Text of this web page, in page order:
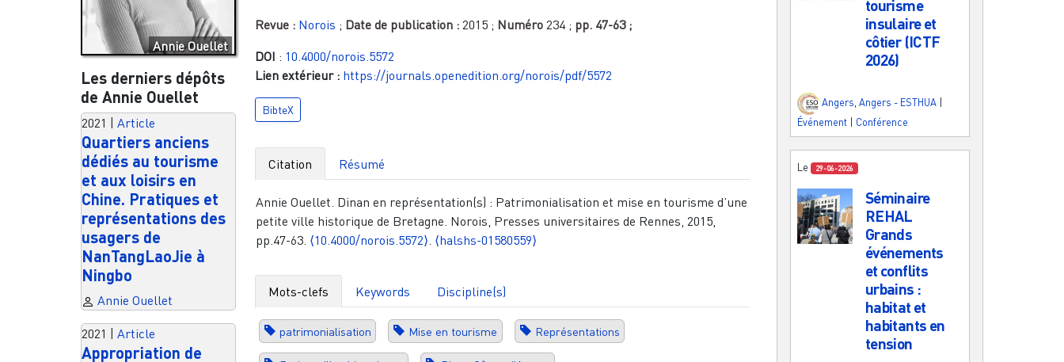
Annie Ouellet
Les derniers dépôts
de Annie Ouellet
2021 Article
Quartiers anciens
dédiés au tourisme
et aux loisirs en
Chine. Pratiques et
représentations des
usagers de
NanTangLaoJie à
Ningbo
Annie Ouellet
2021 Article
Appropriation de
Revue : Norois ; Date de publication : 2015 ; Numéro 234 ; pp. 47-63 ;
DOI : 10.4000/norois.5572
Lien extérieur : https://journals.openedition.org/norois/pdf/5572
BibteX
Citation Résumé
Annie Ouellet. Dinan en représentation(s) : Patrimonialisation et mise en tourisme d’une
petite ville historique de Bretagne. Norois, Presses universitaires de Rennes, 2015,
pp.47-63. ⟨10.4000/norois.5572⟩ ⟨halshs-01580559⟩
Mots-clefs Keywords Discipline(s)
patrimonialisation Mise en tourisme Représentations
tourisme
insulaire et
côtier (ICTF
2026)
Angers Angers - ESTHUA
Événement
Conférence
Le 29-06-2026
Séminaire
REHAL
Grands
événements
et conflits
urbains :
habitat et
habitants en
tension